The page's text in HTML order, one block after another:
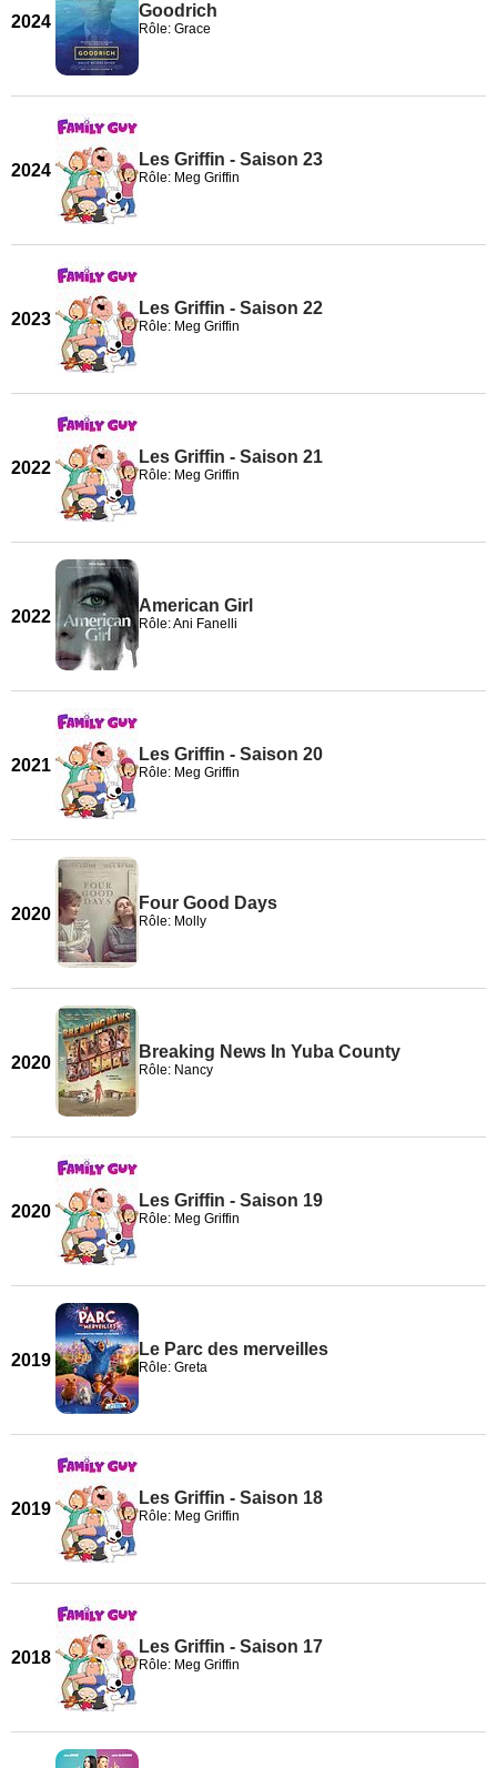
2024
Goodrich
Rôle: Grace
2024
Les Griffin - Saison 23
Rôle: Meg Griffin
2023
Les Griffin - Saison 22
Rôle: Meg Griffin
2022
Les Griffin - Saison 21
Rôle: Meg Griffin
2022
American Girl
Rôle: Ani Fanelli
2021
Les Griffin - Saison 20
Rôle: Meg Griffin
2020
Four Good Days
Rôle: Molly
2020
Breaking News In Yuba County
Rôle: Nancy
2020
Les Griffin - Saison 19
Rôle: Meg Griffin
2019
Le Parc des merveilles
Rôle: Greta
2019
Les Griffin - Saison 18
Rôle: Meg Griffin
2018
Les Griffin - Saison 17
Rôle: Meg Griffin